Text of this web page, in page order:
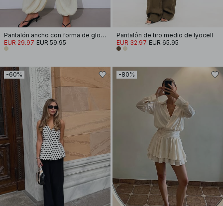
Pantalón ancho con forma de globo
EUR 29.97 EUR 59.95
Pantalón de tiro medio de lyocell
EUR 32.97 EUR 65.95
-60% -80%